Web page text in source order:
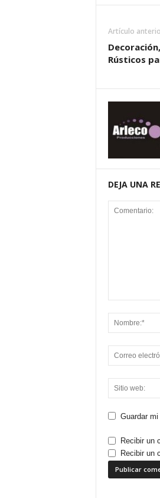
Artículo
Rústicos
DEJA UNA
Guardar
Recibir un
Recibir un